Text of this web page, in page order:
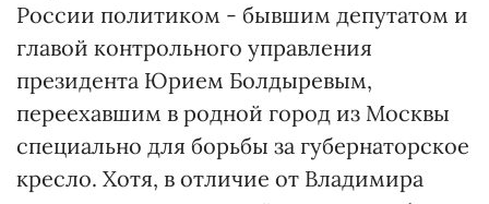
России политиком - бывшим депутатом и
главой контрольного управления
президента Юрием Болдыревым,
переехавшим в родной город из Москвы
специально для борьбы за губернаторское
кресло. Хотя, в отличие от Владимира